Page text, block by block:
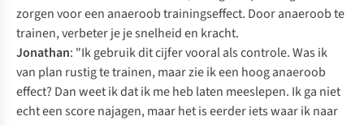
zorgen voor een anaeroob trainingseffect. Door anaeroob te
trainen, verbeter je je snelheid en kracht.
Jonathan: "Ik gebruik dit cijfer vooral als controle. Was ik
van plan rustig te trainen, maar zie ik een hoog anaeroob
effect? Dan weet ik dat ik me heb laten meeslepen. Ik ga niet
echt een score najagen, maar het is eerder iets waar ik naar